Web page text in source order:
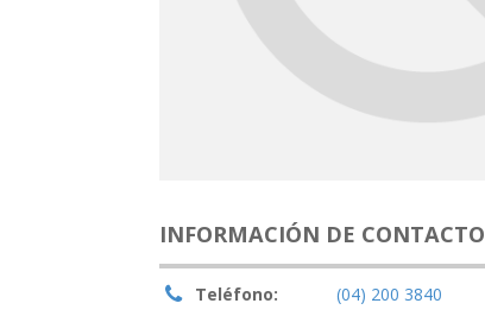
INFORMACIÓN DE CONTACTO
Teléfono: (04) 200 3840